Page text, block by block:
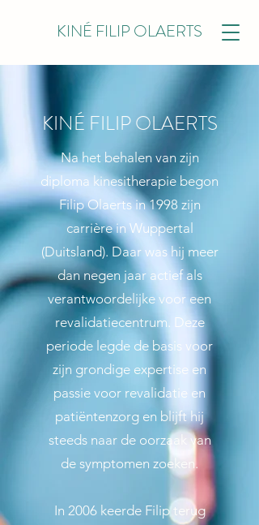
KINÉ FILIP OLAERTS
KINÉ FILIP OLAERTS
Na het behalen van zijn
diploma kinesitherapie begon
Filip Olaerts in 1998 zijn
carrière in Wuppertal
(Duitsland). Daar was hij meer
dan negen jaar actief als
verantwoordelijke voor een
revalidatiecentrum. Deze
periode legde de basis voor
zijn grondige expertise en
passie voor revalidatie en
patiëntenzorg en blijft hij
steeds naar de oorzaak van
de symptomen zoeken.
In 2006 keerde Filip terug